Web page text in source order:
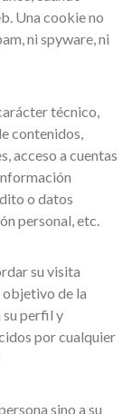
Una cookie no
ni spyware, ni
técnico,
contenidos,
acceso a cuentas
o datos
personal, etc.
su visita
objetivo de la
su perfil y
por cualquier
sino a su